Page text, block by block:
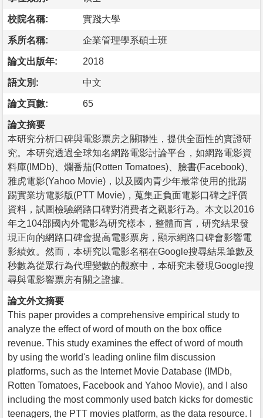
校院名稱: 實踐大學
系所名稱: 企業管理學系碩士班
論文出版年: 2018
語文別: 中文
論文頁數: 65
論文摘要
本研究分析口碑與電影票房之關聯性，提供全面性的實證研
究。本研究透過全球知名網路電影討論平台，如網路電影資
料庫(IMDb)、爛番茄(Rotten Tomatoes)、臉書(Facebook)、
雅虎電影(Yahoo Movie)，以及國內青少年最常使用的批踢
踢實業坊電影版(PTT Movie)，蒐集正負面電影口碑之評價
資料，試圖檢驗網路口碑對消費者之觀影行為。本文以2016
年之104部國內外電影為研究樣本，整體而言，研究結果發
現正向的網路口碑會提高電影票房，顯示網路口碑會影響電
影績效。然而，本研究以電影名稱在Google搜尋結果筆數及
秒數為從眾行為代理變數的觀察中，本研究未發現Google搜
尋與電影響票房有關之證據。
論文外文摘要
This paper provides a comprehensive empirical study to
analyze the effect of word of mouth on the box office
revenue. This study examines the effect of word of mouth
by using the world's leading online film discussion
platforms, such as the Internet Movie Database (IMDb,
Rotten Tomatoes, Facebook and Yahoo Movie), and I also
including the most commonly used batch kicks for domestic
teenagers, the PTT movies platform, as the data resource. I